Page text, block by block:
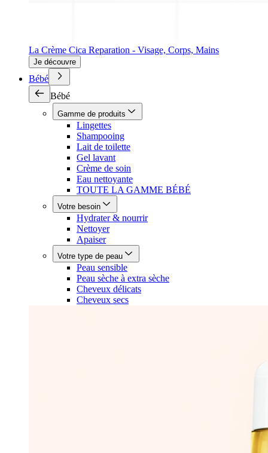
La Crème Cica Reparation - Visage, Corps, Mains
Je découvre
Bébé
Bébé
Gamme de produits
Lingettes
Shampooing
Lait de toilette
Gel lavant
Crème de soin
Eau nettoyante
TOUTE LA GAMME BÉBÉ
Votre besoin
Hydrater & nourrir
Nettoyer
Apaiser
Votre type de peau
Peau sensible
Peau sèche à extra sèche
Cheveux délicats
Cheveux secs